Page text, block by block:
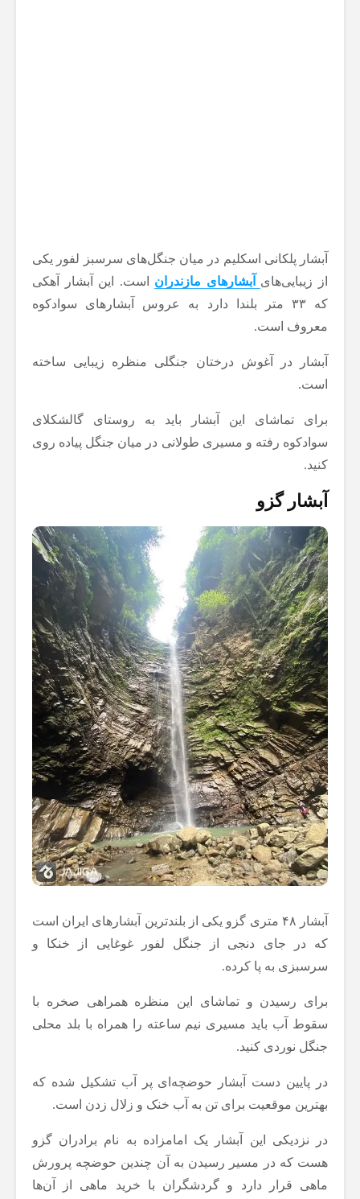
آبشار پلکانی اسکلیم در میان جنگل‌های سرسبز لفور یکی
از زیبایی‌های آبشارهای مازندران است. این آبشار آهکی
که ۳۳ متر بلندا دارد به عروس آبشارهای سوادکوه
معروف است.
آبشار در آغوش درختان جنگلی منظره زیبایی ساخته
است.
برای تماشای این آبشار باید به روستای گالشکلای
سوادکوه رفته و مسیری طولانی در میان جنگل پیاده روی
کنید.
آبشار گزو
آبشار ۴۸ متری گزو یکی از بلندترین آبشارهای ایران است
که در جای دنجی از جنگل لفور غوغایی از خنکا و
سرسبزی به پا کرده.
برای رسیدن و تماشای این منظره همراهی صخره با
سقوط آب باید مسیری نیم ساعته را همراه با بلد محلی
جنگل نوردی کنید.
در پایین دست آبشار حوضچه‌ای پر آب تشکیل شده که
بهترین موقعیت برای تن به آب خنک و زلال زدن است.
در نزدیکی این آبشار یک امامزاده به نام برادران گزو
هست که در مسیر رسیدن به آن چندین حوضچه‌ پرورش
ماهی قرار دارد و گردشگران با خرید ماهی از آن‌ها